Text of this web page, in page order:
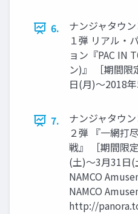
6.
ナンジャタウ
１弾 リアル・
ョン『PAC IN
ン)』 ［期間限
日(月)～2018
7.
ナンジャタウ
２弾 『一網打
戦』 ［期間限
(土)～3月31日
NAMCO
NAMCO
http://